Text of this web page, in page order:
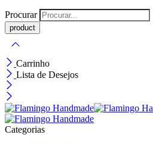
Procurar
Carrinho
Lista de Desejos
Categorias